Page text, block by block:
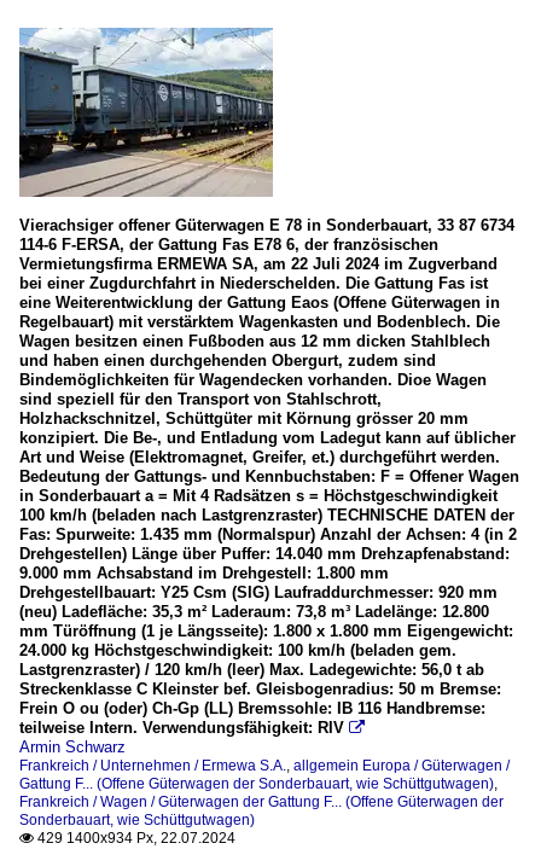
Vierachsiger offener Güterwagen E 78 in Sonderbauart, 33 87 6734
114-6 F-ERSA, der Gattung Fas E78 6, der französischen
Vermietungsfirma ERMEWA SA, am 22 Juli 2024 im Zugverband
bei einer Zugdurchfahrt in Niederschelden. Die Gattung Fas ist
eine Weiterentwicklung der Gattung Eaos (Offene Güterwagen in
Regelbauart) mit verstärktem Wagenkasten und Bodenblech. Die
Wagen besitzen einen Fußboden aus 12 mm dicken Stahlblech
und haben einen durchgehenden Obergurt, zudem sind
Bindemöglichkeiten für Wagendecken vorhanden. Dioe Wagen
sind speziell für den Transport von Stahlschrott,
Holzhackschnitzel, Schüttgüter mit Körnung grösser 20 mm
konzipiert. Die Be-, und Entladung vom Ladegut kann auf üblicher
Art und Weise (Elektromagnet, Greifer, et.) durchgeführt werden.
Bedeutung der Gattungs- und Kennbuchstaben: F = Offener Wagen
in Sonderbauart a = Mit 4 Radsätzen s = Höchstgeschwindigkeit
100 km/h (beladen nach Lastgrenzraster) TECHNISCHE DATEN der
Fas: Spurweite: 1.435 mm (Normalspur) Anzahl der Achsen: 4 (in 2
Drehgestellen) Länge über Puffer: 14.040 mm Drehzapfenabstand:
9.000 mm Achsabstand im Drehgestell: 1.800 mm
Drehgestellbauart: Y25 Csm (SIG) Laufraddurchmesser: 920 mm
(neu) Ladefläche: 35,3 m² Laderaum: 73,8 m³ Ladelänge: 12.800
mm Türöffnung (1 je Längsseite): 1.800 x 1.800 mm Eigengewicht:
24.000 kg Höchstgeschwindigkeit: 100 km/h (beladen gem.
Lastgrenzraster) / 120 km/h (leer) Max. Ladegewichte: 56,0 t ab
Streckenklasse C Kleinster bef. Gleisbogenradius: 50 m Bremse:
Frein O ou (oder) Ch-Gp (LL) Bremssohle: IB 116 Handbremse:
teilweise Intern. Verwendungsfähigkeit: RIV 
Armin Schwarz
Frankreich / Unternehmen / Ermewa S.A., allgemein Europa / Güterwagen /
Gattung F... (Offene Güterwagen der Sonderbauart, wie Schüttgutwagen),
Frankreich / Wagen / Güterwagen der Gattung F... (Offene Güterwagen der
Sonderbauart, wie Schüttgutwagen)
 429 1400x934 Px, 22.07.2024